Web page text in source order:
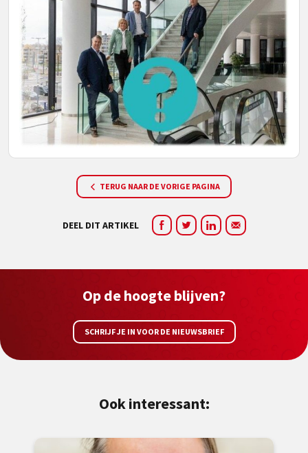
TERUG NAAR DE VORIGE PAGINA
DEEL DIT ARTIKEL
Op de hoogte blijven?
SCHRIJF JE IN VOOR DE NIEUWSBRIEF
Ook interessant: